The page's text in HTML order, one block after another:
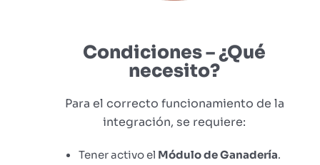
Condiciones – ¿Qué
necesito?
Para el correcto funcionamiento de la
integración, se requiere:
Tener activo el Módulo de Ganadería.